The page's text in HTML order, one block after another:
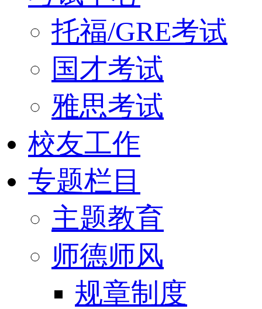
托福/GRE考试
国才考试
雅思考试
校友工作
专题栏目
主题教育
师德师风
规章制度